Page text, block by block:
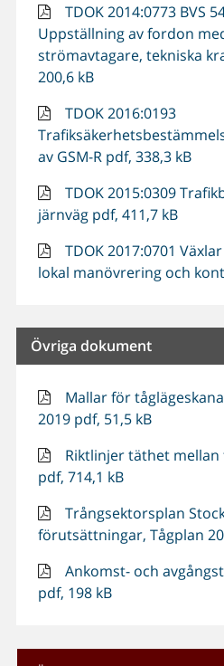
TDOK 2014:0773 BVS
Uppställning av fordon
strömavtagare, tekniska
200,6 kB
TDOK 2016:0193
av GSM-R pdf, 338,3 kB
TDOK 2015:0309
järnväg pdf, 411,7 kB
TDOK 2017:0701
lokal manövrering och
Övriga dokument
Mallar för
2019 pdf, 51,5 kB
Riktlinjer täthet mellan
pdf, 714,1 kB
Trångsektorsplan
förutsättningar, Tågplan
Ankomst- och
pdf, 198 kB